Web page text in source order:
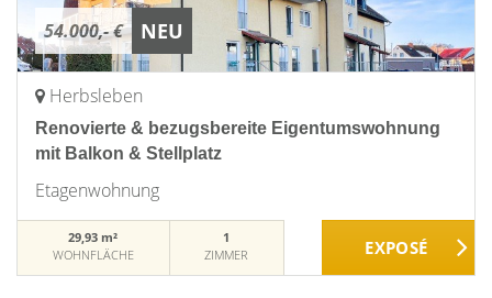
54.000,- € NEU
Herbsleben
Renovierte & bezugsbereite Eigentumswohnung
mit Balkon & Stellplatz
Etagenwohnung
29,93 m²
WOHNFLÄCHE
1
ZIMMER